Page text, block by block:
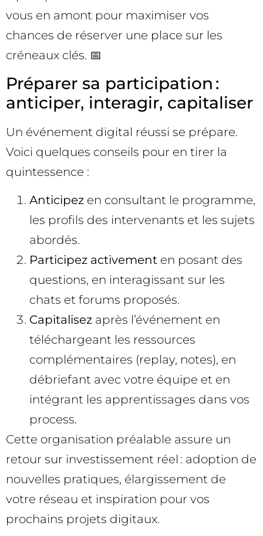
vous en amont pour maximiser vos
chances de réserver une place sur les
créneaux clés. 📅
Préparer sa participation :
anticiper, interagir, capitaliser
Un événement digital réussi se prépare.
Voici quelques conseils pour en tirer la
quintessence :
Anticipez en consultant le programme,
les profils des intervenants et les sujets
abordés.
Participez activement en posant des
questions, en interagissant sur les
chats et forums proposés.
Capitalisez après l’événement en
téléchargeant les ressources
complémentaires (replay, notes), en
débriefant avec votre équipe et en
intégrant les apprentissages dans vos
process.
Cette organisation préalable assure un
retour sur investissement réel : adoption de
nouvelles pratiques, élargissement de
votre réseau et inspiration pour vos
prochains projets digitaux.